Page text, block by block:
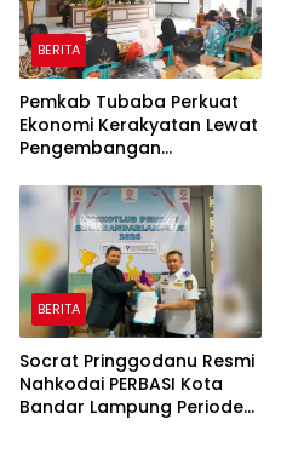
BERITA
Pemkab Tubaba Perkuat
Ekonomi Kerakyatan Lewat
Pengembangan
Penyaluran KUR
BERITA
Socrat Pringgodanu Resmi
Nahkodai PERBASI Kota
Bandar Lampung Periode